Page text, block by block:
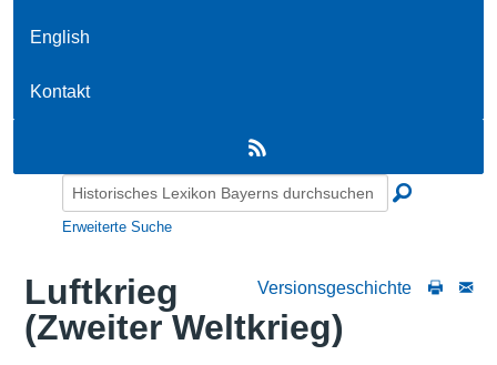
English
Kontakt
Erweiterte Suche
Versionsgeschichte
Luftkrieg
(Zweiter Weltkrieg)